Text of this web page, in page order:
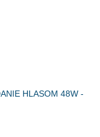
HLASOM 48W -